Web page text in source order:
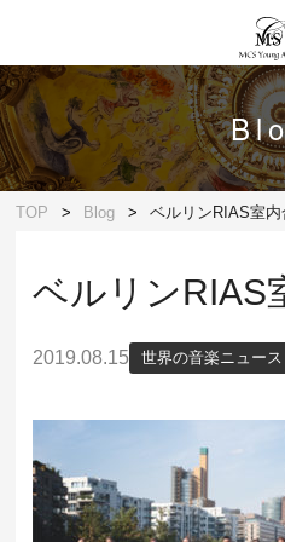
TOP Blog ベルリンRIAS室内
ベルリンRIAS
2019.08.15 世界の音楽ニュース